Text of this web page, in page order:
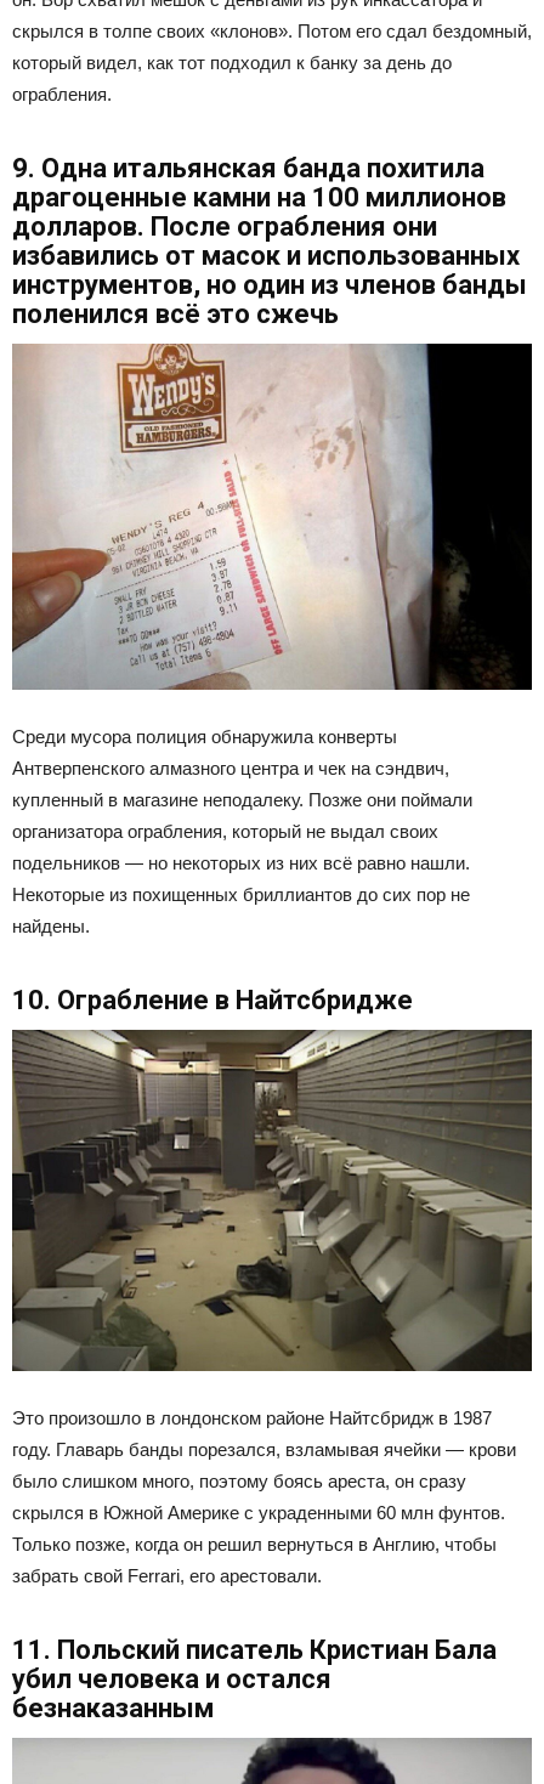
скрылся в толпе своих «клонов». Потом его сдал бездомный,
который видел, как тот подходил к банку за день до
ограбления.
9. Одна итальянская банда похитила
драгоценные камни на 100 миллионов
долларов. После ограбления они
избавились от масок и использованных
инструментов, но один из членов банды
поленился всё это сжечь
Среди мусора полиция обнаружила конверты
Антверпенского алмазного центра и чек на сэндвич,
купленный в магазине неподалеку. Позже они поймали
организатора ограбления, который не выдал своих
подельников — но некоторых из них всё равно нашли.
Некоторые из похищенных бриллиантов до сих пор не
найдены.
10. Ограбление в Найтсбридже
Это произошло в лондонском районе Найтсбридж в 1987
году. Главарь банды порезался, взламывая ячейки — крови
было слишком много, поэтому боясь ареста, он сразу
скрылся в Южной Америке с украденными 60 млн фунтов.
Только позже, когда он решил вернуться в Англию, чтобы
забрать свой Ferrari, его арестовали.
11. Польский писатель Кристиан Бала
убил человека и остался
безнаказанным